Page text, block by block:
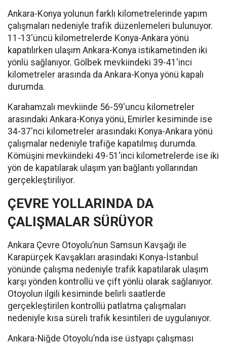
Ankara-Konya yolunun farklı kilometrelerinde yapım
çalışmaları nedeniyle trafik düzenlemeleri bulunuyor.
11-13'üncü kilometrelerde Konya-Ankara yönü
kapatılırken ulaşım Ankara-Konya istikametinden iki
yönlü sağlanıyor. Gölbek mevkiindeki 39-41'inci
kilometreler arasında da Ankara-Konya yönü kapalı
durumda.
Karahamzalı mevkiinde 56-59'uncu kilometreler
arasındaki Ankara-Konya yönü, Emirler kesiminde ise
34-37'nci kilometreler arasındaki Konya-Ankara yönü
çalışmalar nedeniyle trafiğe kapatılmış durumda.
Kömüşini mevkiindeki 49-51'inci kilometrelerde ise iki
yön de kapatılarak ulaşım yan bağlantı yollarından
gerçekleştiriliyor.
ÇEVRE YOLLARINDA DA
ÇALIŞMALAR SÜRÜYOR
Ankara Çevre Otoyolu’nun Samsun Kavşağı ile
Karapürçek Kavşakları arasındaki Konya-İstanbul
yönünde çalışma nedeniyle trafik kapatılarak ulaşım
karşı yönden kontrollü ve çift yönlü olarak sağlanıyor.
Otoyolun ilgili kesiminde belirli saatlerde
gerçekleştirilen kontrollü patlatma çalışmaları
nedeniyle kısa süreli trafik kesintileri de uygulanıyor.
Ankara-Niğde Otoyolu’nda ise üstyapı çalışması